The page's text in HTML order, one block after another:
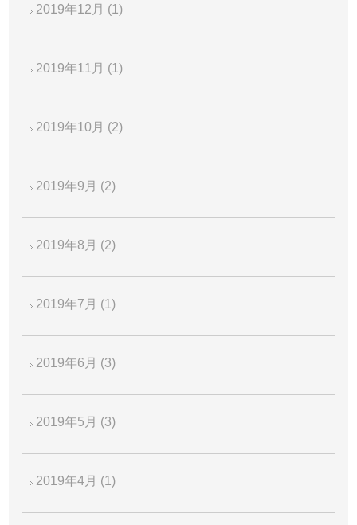
2019年12月 (1)
2019年11月 (1)
2019年10月 (2)
2019年9月 (2)
2019年8月 (2)
2019年7月 (1)
2019年6月 (3)
2019年5月 (3)
2019年4月 (1)